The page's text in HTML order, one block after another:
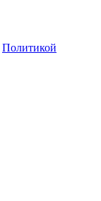
Политикой